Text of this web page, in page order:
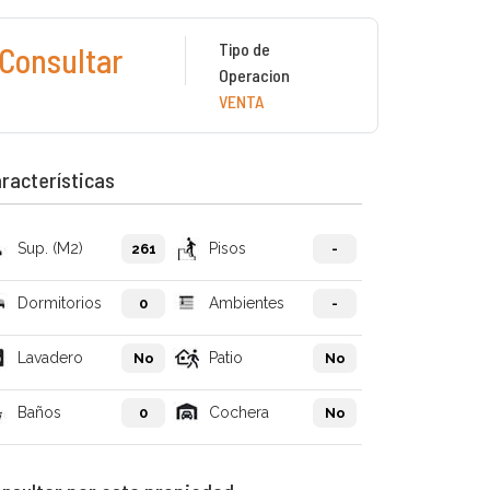
Tipo de
Operacion
VENTA
Sup. (M2) 261 Pisos -
Dormitorios 0 Ambientes -
Lavadero No Patio No
Baños 0 Cochera No